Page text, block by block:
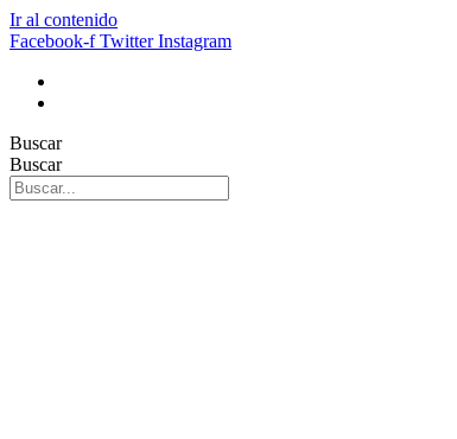
Ir al contenido
Facebook-f Twitter Instagram
Buscar
Buscar